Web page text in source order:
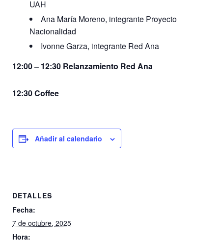
UAH
Ana María Moreno, integrante Proyecto
Nacionalidad
Ivonne Garza, integrante Red Ana
12:00 – 12:30 Relanzamiento Red Ana
12:30 Coffee
Añadir al calendario
DETALLES
Fecha:
7 de octubre, 2025
Hora: